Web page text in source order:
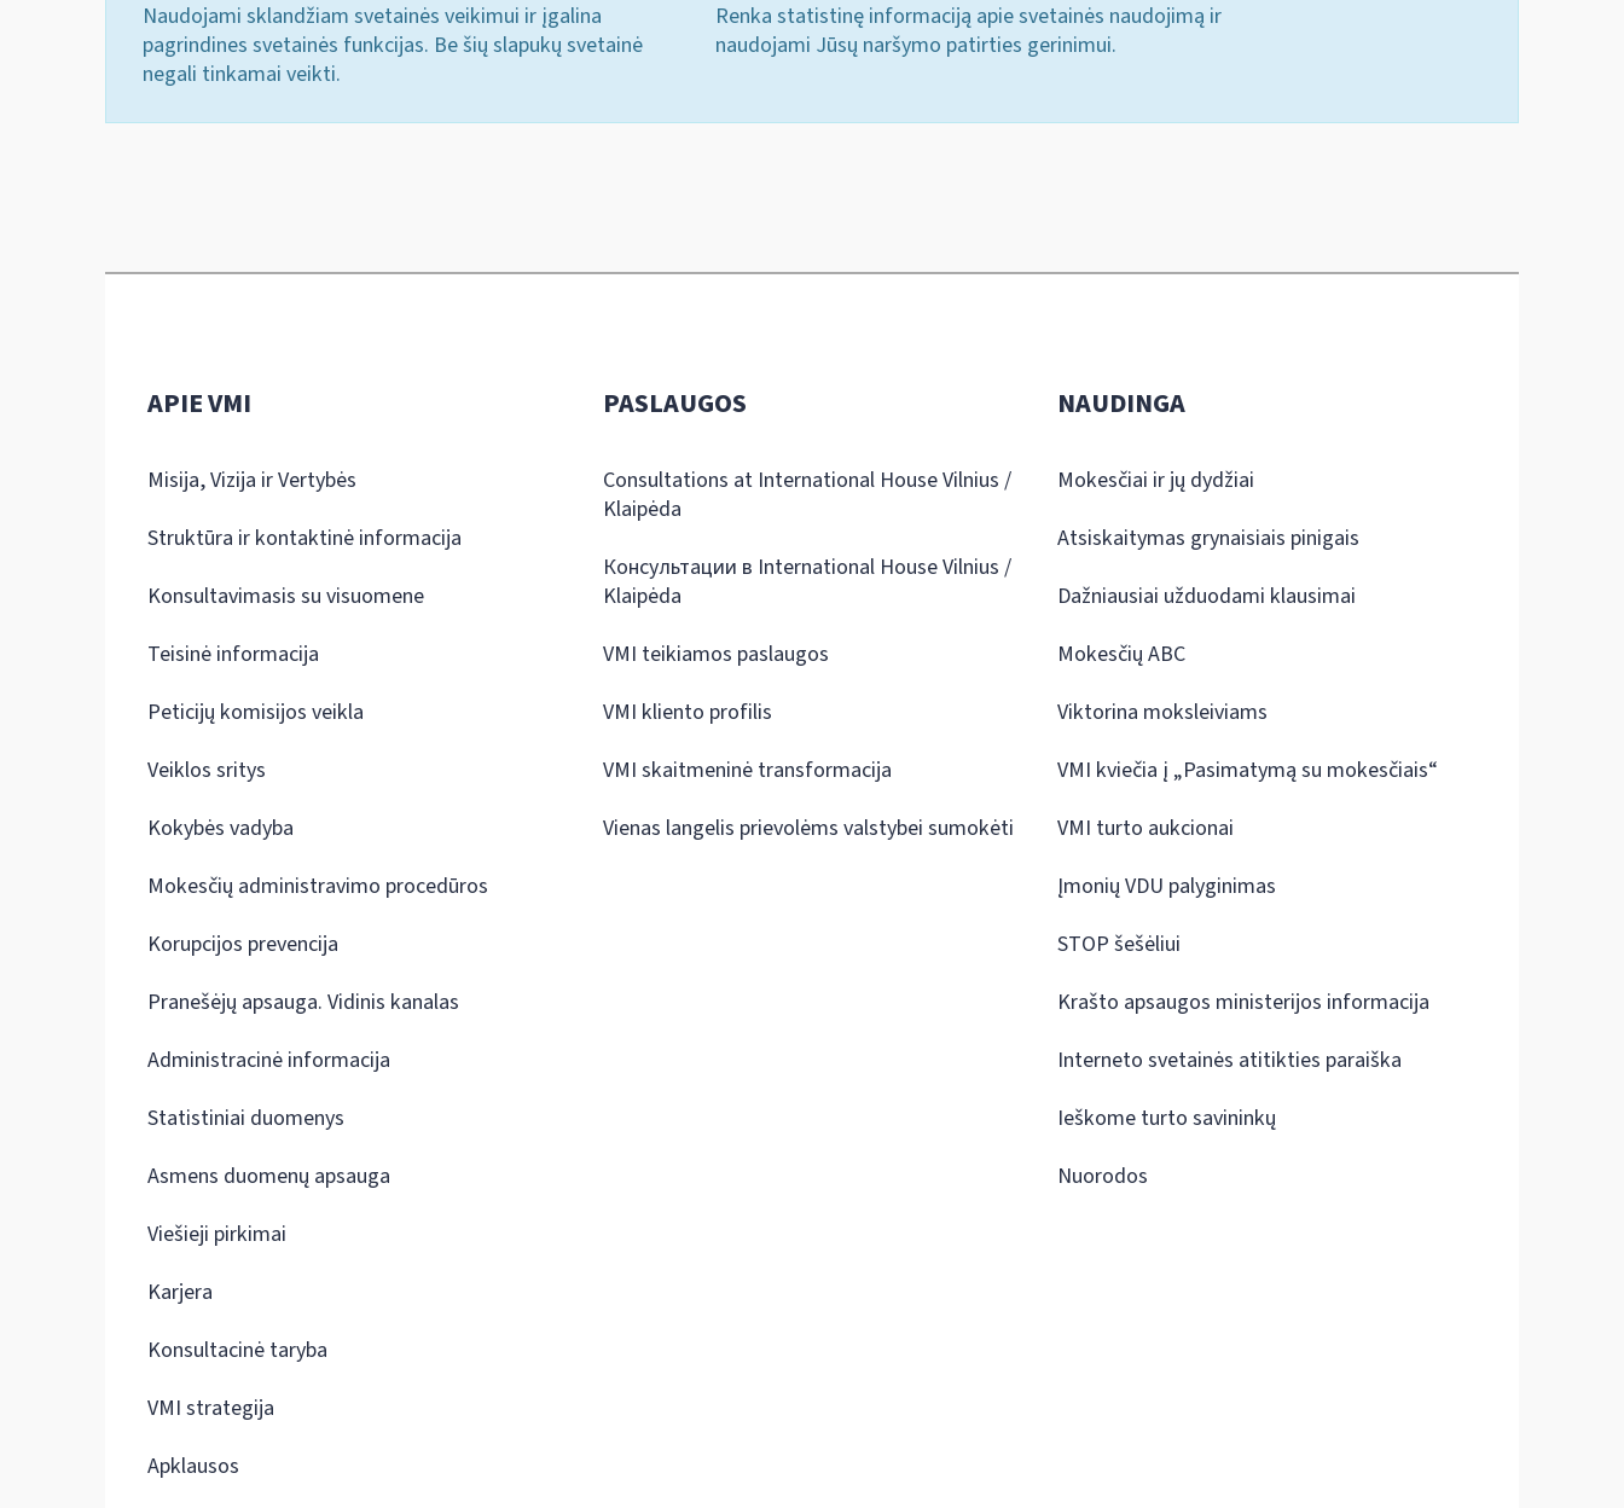
Naudojami sklandžiam svetainės veikimui ir įgalina
pagrindines svetainės funkcijas. Be šių slapukų svetainė
negali tinkamai veikti.
Renka statistinę informaciją apie svetainės naudojimą ir
naudojami Jūsų naršymo patirties gerinimui.
APIE VMI
Misija, Vizija ir Vertybės
Struktūra ir kontaktinė informacija
Konsultavimasis su visuomene
Teisinė informacija
Peticijų komisijos veikla
Veiklos sritys
Kokybės vadyba
Mokesčių administravimo procedūros
Korupcijos prevencija
Pranešėjų apsauga. Vidinis kanalas
Administracinė informacija
Statistiniai duomenys
Asmens duomenų apsauga
Viešieji pirkimai
Karjera
Konsultacinė taryba
VMI strategija
Apklausos
PASLAUGOS
Consultations at International House Vilnius /
Klaipėda
Консультации в International House Vilnius /
Klaipėda
VMI teikiamos paslaugos
VMI kliento profilis
VMI skaitmeninė transformacija
Vienas langelis prievolėms valstybei sumokėti
NAUDINGA
Mokesčiai ir jų dydžiai
Atsiskaitymas grynaisiais pinigais
Dažniausiai užduodami klausimai
Mokesčių ABC
Viktorina moksleiviams
VMI kviečia į „Pasimatymą su mokesčiais“
VMI turto aukcionai
Įmonių VDU palyginimas
STOP šešėliui
Krašto apsaugos ministerijos informacija
Interneto svetainės atitikties paraiška
Ieškome turto savininkų
Nuorodos